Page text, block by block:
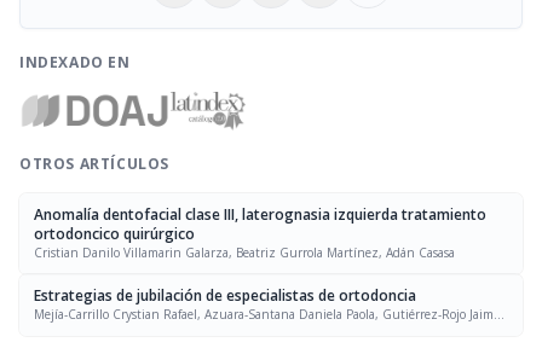
INDEXADO EN
OTROS ARTÍCULOS
Anomalía dentofacial clase III, laterognasia izquierda tratamiento
ortodoncico quirúrgico
Cristian Danilo Villamarin Galarza, Beatriz Gurrola Martínez, Adán Casasa
Estrategias de jubilación de especialistas de ortodoncia
Mejía-Carrillo Crystian Rafael, Azuara-Santana Daniela Paola, Gutiérrez-Rojo Jaime